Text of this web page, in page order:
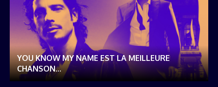
YOU KNOW MY NAME EST LA MEILLEURE
CHANSON...